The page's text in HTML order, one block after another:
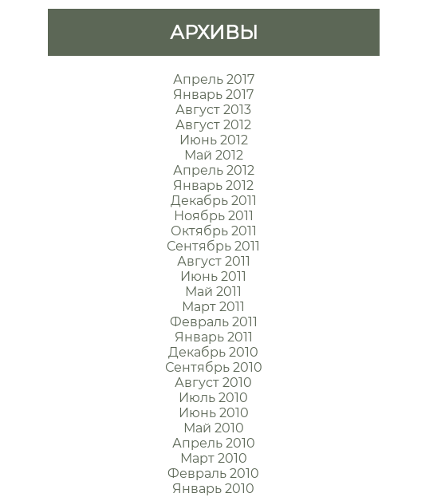
АРХИВЫ
Апрель 2017
Январь 2017
Август 2013
Август 2012
Июнь 2012
Май 2012
Апрель 2012
Январь 2012
Декабрь 2011
Ноябрь 2011
Октябрь 2011
Сентябрь 2011
Август 2011
Июнь 2011
Май 2011
Март 2011
Февраль 2011
Январь 2011
Декабрь 2010
Сентябрь 2010
Август 2010
Июль 2010
Июнь 2010
Май 2010
Апрель 2010
Март 2010
Февраль 2010
Январь 2010